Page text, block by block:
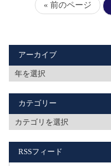
« 前のページ
アーカイブ
カテゴリー
RSSフィード